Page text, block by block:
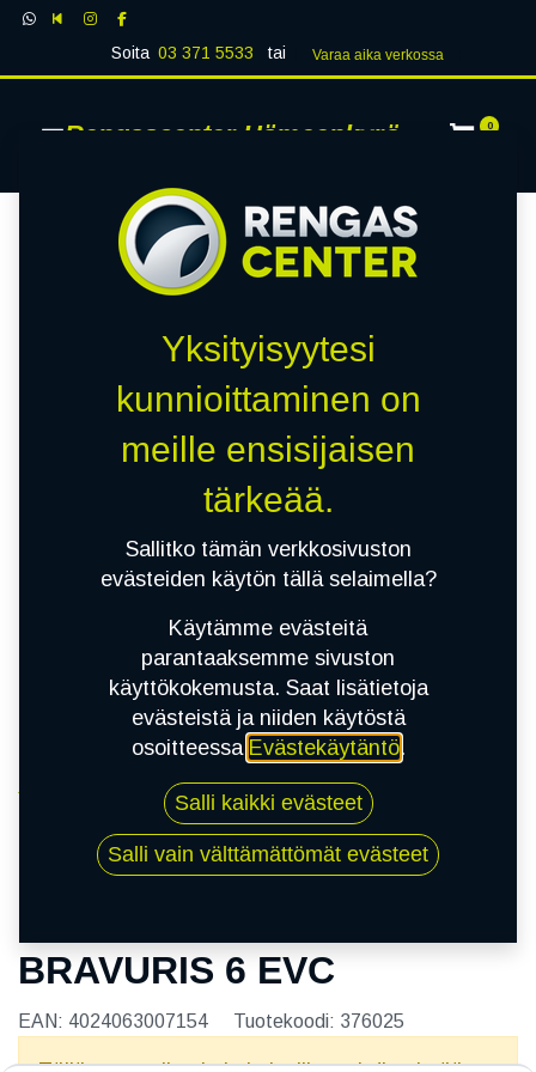
Soita 03 371 5533 tai Varaa aika verk​​​​ossa
Rengascenter Hämeenkyrö 0
195/65R15 91V BARUM BRAVURIS 6 EVC
BRAVURIS 6 EVC
EAN: 4024063007154 Tuotekoodi: 376025
Yksityisyytesi
kunnioittaminen on
meille ensisijaisen
tärkeää.
Sallitko tämän verkkosivuston
evästeiden käytön tällä selaimella?
Käytämme evästeitä
parantaaksemme sivuston
käyttökokemusta. Saat lisätietoja
evästeistä ja niiden käytöstä
osoitteessa Evästekäytäntö.
Salli kaikki evästeet
Salli vain välttämättömät evästeet